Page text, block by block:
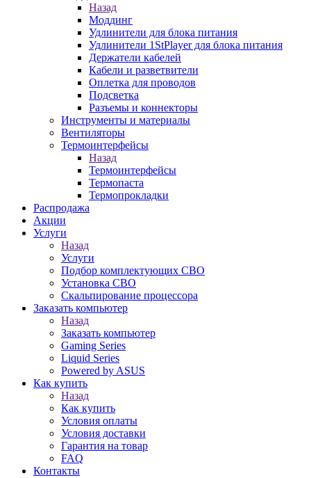
Назад
Моддинг
Удлинители для блока питания
Удлинители 1StPlayer для блока питания
Держатели кабелей
Кабели и разветвители
Оплетка для проводов
Подсветка
Разъемы и коннекторы
Инструменты и материалы
Вентиляторы
Термоинтерфейсы
Назад
Термоинтерфейсы
Термопаста
Термопрокладки
Распродажа
Акции
Услуги
Назад
Услуги
Подбор комплектующих СВО
Установка СВО
Скальпирование процессора
Заказать компьютер
Назад
Заказать компьютер
Gaming Series
Liquid Series
Powered by ASUS
Как купить
Назад
Как купить
Условия оплаты
Условия доставки
Гарантия на товар
FAQ
Контакты